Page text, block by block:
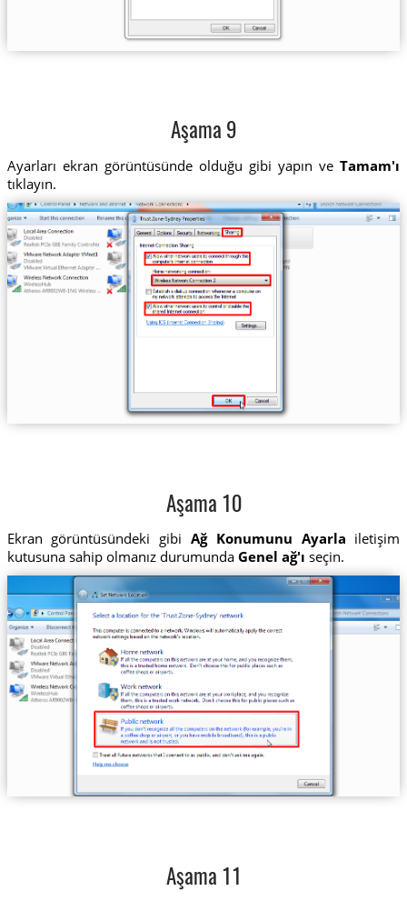
Aşama 9
Ayarları ekran görüntüsünde olduğu gibi yapın veTamam'ı
tıklayın.
Aşama 10
Ekran görüntüsündeki gibi Ağ Konumunu Ayarla iletişim
kutusuna sahip olmanız durumunda Genel ağ'ı seçin.
Aşama 11